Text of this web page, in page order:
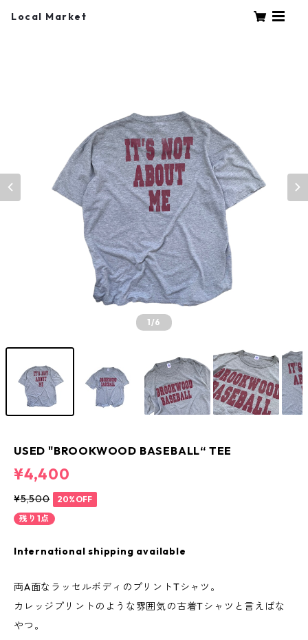
Local Market
1/6
USED "BROOKWOOD BASEBALL“ TEE
¥4,400
¥5,500
20%OFF
残り1点
International shipping available
両A面なラッセルボディのプリントTシャツ。
カレッジプリントのような雰囲気の古着Tシャツと言えばな
やつ。